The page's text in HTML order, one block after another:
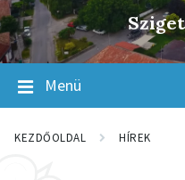
Menü
KEZDŐOLDAL HÍREK